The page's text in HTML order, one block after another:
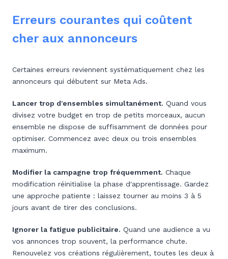
Erreurs courantes qui coûtent
cher aux annonceurs
Certaines erreurs reviennent systématiquement chez les
annonceurs qui débutent sur Meta Ads.
Lancer trop d'ensembles simultanément. Quand vous
divisez votre budget en trop de petits morceaux, aucun
ensemble ne dispose de suffisamment de données pour
optimiser. Commencez avec deux ou trois ensembles
maximum.
Modifier la campagne trop fréquemment. Chaque
modification réinitialise la phase d'apprentissage. Gardez
une approche patiente : laissez tourner au moins 3 à 5
jours avant de tirer des conclusions.
Ignorer la fatigue publicitaire. Quand une audience a vu
vos annonces trop souvent, la performance chute.
Renouvelez vos créations régulièrement, toutes les deux à